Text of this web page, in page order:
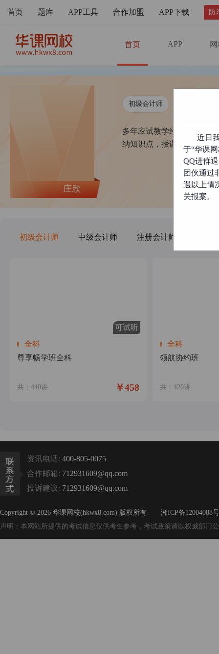
首页 题库 APP工具 合作加盟 APP下载 防
首页 APP
庄欣
初级会计师
多年应试教学经验及企业
纳知识点，授课通俗易懂
初级会计师 中级会计师 注册会计师
可试听
全科
尊享畅学班全科
共：440讲 ￥458
全科
领航协约班
共：420讲
资讯电话: 400-805-0075
合作邮箱: 712931609@qq.com
投诉建议: 712931609@qq.com
Copyright © 2026 华课网校(hkwx8.com) 版权所有
湘ICP备12004088
声明：本网站所提供的考试信息仅供考生参考，考试政策请以权威部门
近日
于“华课
QQ进群
团伙通过
遇以上情
关报案。